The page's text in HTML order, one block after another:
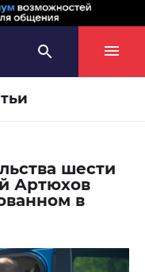
шести
Артюхов
в